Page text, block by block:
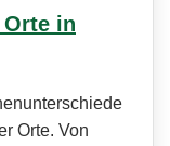
in
Orte. Von